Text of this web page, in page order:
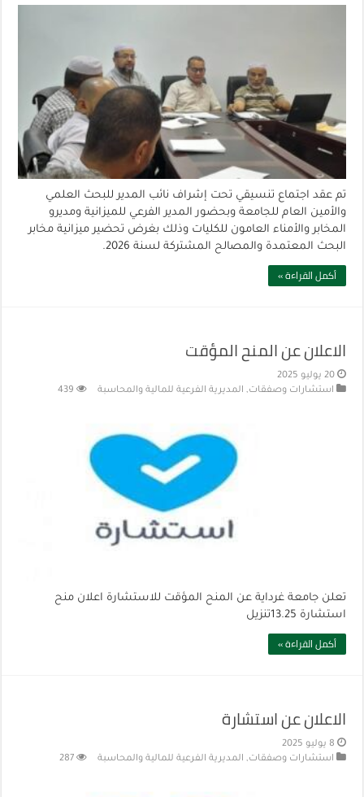
تم عقد اجتماع تنسيقي تحت إشراف نائب المدير للبحث العلمي
والأمين العام للجامعة وبحضور المدير الفرعي للميزانية ومديرو
المخابر والأمناء العامون للكليات وذلك بغرض تحضير ميزانية مخابر
البحث المعتمدة والمصالح المشتركة لسنة 2026.
أكمل القراءة »
الاعلان عن المنح المؤقت
20 يوليو 2025
استشارات وصفقات, المديرية الفرعية للمالية والمحاسبة 439
تعلن جامعة غرداية عن المنح المؤقت للاستشارة اعلان منح
استشارة 13.25تنزيل
أكمل القراءة »
الاعلان عن استشارة
8 يوليو 2025
استشارات وصفقات, المديرية الفرعية للمالية والمحاسبة 287